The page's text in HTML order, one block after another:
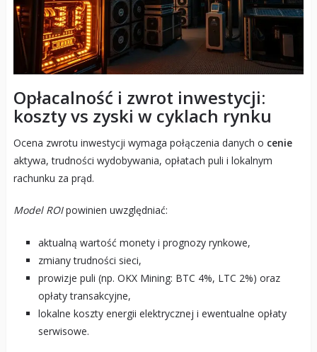
Opłacalność i zwrot inwestycji:
koszty vs zyski w cyklach rynku
Ocena zwrotu inwestycji wymaga połączenia danych o cenie
aktywa, trudności wydobywania, opłatach puli i lokalnym
rachunku za prąd.
Model ROIpowinien uwzględniać:
aktualną wartość monety i prognozy rynkowe,
zmiany trudności sieci,
prowizje puli (np. OKX Mining: BTC 4%, LTC 2%) oraz
opłaty transakcyjne,
lokalne koszty energii elektrycznej i ewentualne opłaty
serwisowe.